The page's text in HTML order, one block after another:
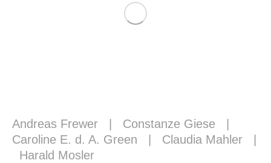
Andreas Frewer Constanze Giese
Caroline E. d. A. Green
Claudia Mahler
Harald Mosler